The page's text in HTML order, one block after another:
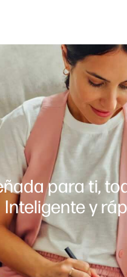
para ti,
Inteligente y